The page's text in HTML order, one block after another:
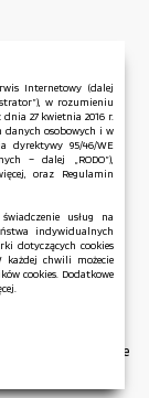
responsywne
Internetowy (dalej
w rozumieniu
27 kwietnia 2016 r.
danych osobowych i w
dyrektywy 95/46/WE
– dalej „RODO”),
oraz Regulamin
usług na
indywidualnych
dotyczących cookies
każdej chwili możecie
cookies. Dodatkowe